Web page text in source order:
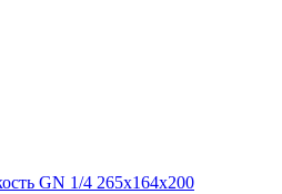
GN 1/4 265х164х200